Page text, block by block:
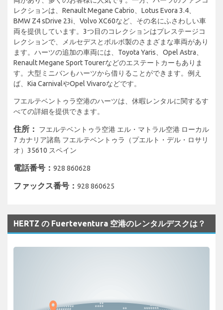
レクションは、Renault Megane Cabrio、Lotus Evora 3.4、
BMW Z4 sDrive 23i、Volvo XC60など、その名にふさわしい車
両を提供しています。3つ目のコレクションはプレステージコ
レクションで、メルセデスとボルボ製のさまざまな車両があり
ます。ハーツの追加の車両には、Toyota Yaris、Opel Astra、
Renault Megane Sport Tourerなどのエステートカーもありま
す。大型ミニバンもハーツから借りることができます。例え
ば、Kia CarnivalやOpel Vivaroなどです。
フエルテベントゥラ空港のハーツは、休暇レンタルに関するす
べての詳細を提供できます。
住所：
フエルテベントゥラ空港 エル・マトラル空港 ローカル
7 カナリア諸島 フエルテベントゥラ（プエルト・デル・ロサリ
オ）35610 スペイン
電話番号： 928 860628
ファックス番号： 928 860625
HERTZ の Fuerteventura 空港のレンタルデスクは？